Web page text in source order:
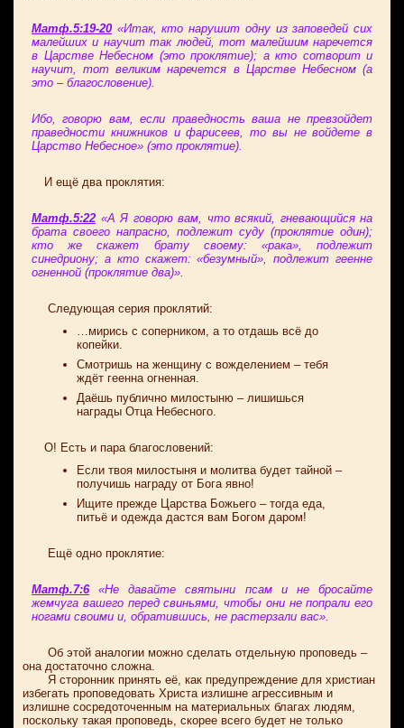
Матф.5:19-20 «Итак, кто нарушит одну из заповедей сих
малейших и научит так людей, тот малейшим наречется
в Царстве Небесном (это проклятие); а кто сотворит и
научит, тот великим наречется в Царстве Небесном (а
это – благословение).
Ибо, говорю вам, если праведность ваша не превзойдет
праведности книжников и фарисеев, то вы не войдете в
Царство Небесное» (это проклятие).
И ещё два проклятия:
Матф.5:22 «А Я говорю вам, что всякий, гневающийся на
брата своего напрасно, подлежит суду (проклятие один);
кто же скажет брату своему: «рака», подлежит
синедриону; а кто скажет: «безумный», подлежит геенне
огненной (проклятие два)».
Следующая серия проклятий:
…мирись с соперником, а то отдашь всё до
копейки.
Смотришь на женщину с вожделением – тебя
ждёт геенна огненная.
Даёшь публично милостыню – лишишься
награды Отца Небесного.
О! Есть и пара благословений:
Если твоя милостыня и молитва будет тайной –
получишь награду от Бога явно!
Ищите прежде Царства Божьего – тогда еда,
питьё и одежда дастся вам Богом даром!
Ещё одно проклятие:
Матф.7:6«Не давайте святыни псам и не бросайте
жемчуга вашего перед свиньями, чтобы они не попрали его
ногами своими и, обратившись, не растерзали вас».
Об этой аналогии можно сделать отдельную проповедь –
она достаточно сложна.
Я сторонник принять её, как предупреждение для христиан
избегать проповедовать Христа излишне агрессивным и
излишне сосредоточенным на материальных благах людям,
поскольку такая проповедь, скорее всего будет не только